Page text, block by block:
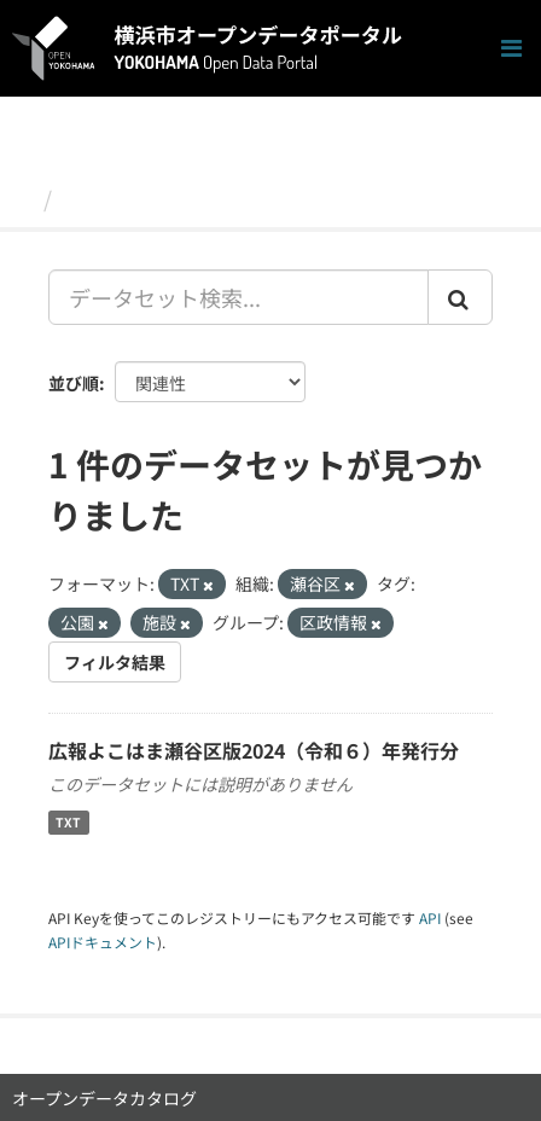
キ
並び順
1 件のデータセットが見つか
りました
フォーマット: TXT 組織: 瀬谷区
タグ:
公園
施設 グループ:
区政情報
フィルタ結果
広報よこはま瀬谷区版2024（令和６）年発行分
このデータセットには説明がありません
TXT
API Keyを使ってこのレジストリーにもアクセス可能です API (see
APIドキュメント).
オープンデータカタログ